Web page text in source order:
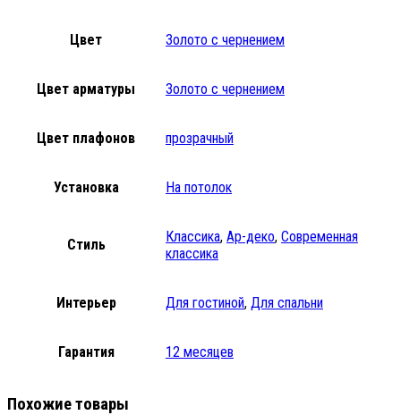
Цвет Золото с чернением
Цвет арматуры Золото с чернением
Цвет плафонов прозрачный
Установка На потолок
Стиль Классика, Ар-деко, Современная
классика
Интерьер Для гостиной, Для спальни
Гарантия 12 месяцев
Похожие товары